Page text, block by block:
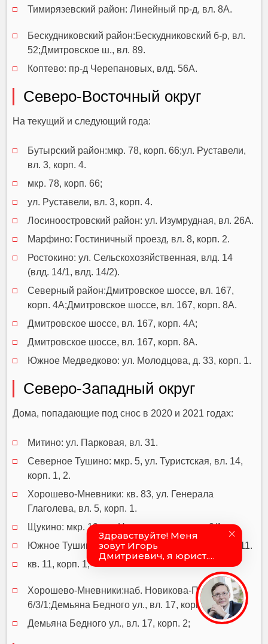
Тимирязевский район: Линейный пр-д, вл. 8А.
Бескудниковский район:Бескудниковский б-p, вл.
52;Дмитровское ш., вл. 89.
Коптево: пр-д Черепановых, влд. 56А.
Северо-Восточный округ
На текущий и следующий года:
Бутырский район:мкр. 78, корп. 66;ул. Руставели,
вл. 3, корп. 4.
мкр. 78, корп. 66;
ул. Руставели, вл. 3, корп. 4.
Лосиноостровский район: ул. Изумрудная, вл. 26А.
Марфино: Гостиничный проезд, вл. 8, корп. 2.
Ростокино: ул. Сельскохозяйственная, влд. 14
(влд. 14/1, влд. 14/2).
Северный район:Дмитровское шоссе, вл. 167,
корп. 4А;Дмитровское шоссе, вл. 167, корп. 8А.
Дмитровское шоссе, вл. 167, корп. 4А;
Дмитровское шоссе, вл. 167, корп. 8А.
Южное Медведково: ул. Молодцова, д. 33, корп. 1.
Северо-Западный округ
Дома, попадающие под снос в 2020 и 2021 годах:
Митино: ул. Парковая, вл. 31.
Северное Тушино: мкр. 5, ул. Туристская, вл. 14,
корп. 1, 2.
Хорошево-Мневники: кв. 83, ул. Генерала
Глаголева, вл. 5, корп. 1.
Щукино: мкр. 12, ул. Новощукинская, вл. 8/1.
Южное Тушино:кв. 11, корп. 1;ул. Лодочная, вл. 11.
кв. 11, корп. 1;
Хорошево-Мневники:наб. Новикова-Прибоя, вл.
6/3/1;Демьяна Бедного ул., вл. 17, корп. 2;
Демьяна Бедного ул., вл. 17, корп. 2;